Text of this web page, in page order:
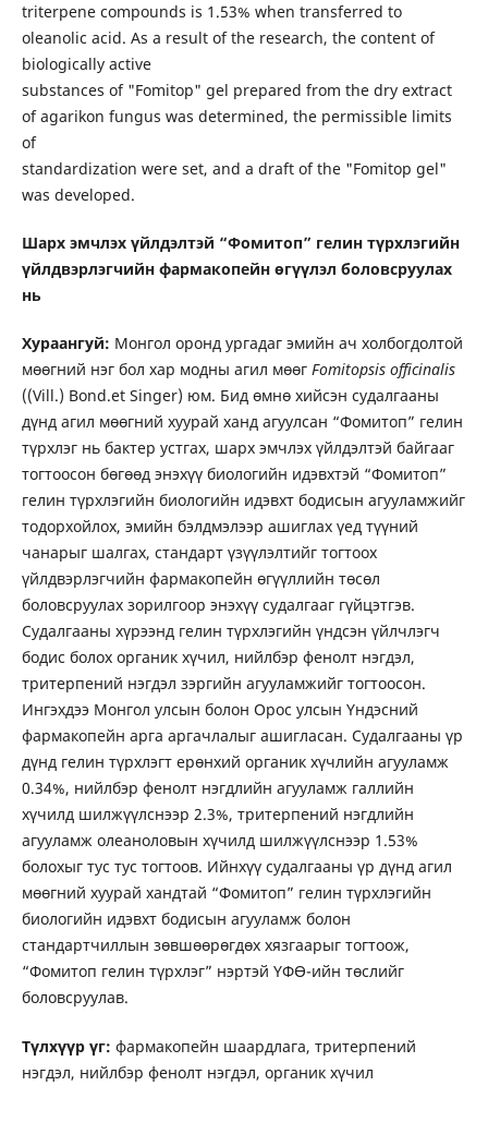
triterpene compounds is 1.53% when transferred to
oleanolic acid. As a result of the research, the content of
biologically active
substances of "Fomitop" gel prepared from the dry extract
of agarikon fungus was determined, the permissible limits
of
standardization were set, and a draft of the "Fomitop gel"
was developed.
Шарх эмчлэх үйлдэлтэй “Фомитоп” гелин түрхлэгийн
үйлдвэрлэгчийн фармакопейн өгүүлэл боловсруулах
нь
Хураангуй: Монгол оронд ургадаг эмийн ач холбогдолтой
мөөгний нэг бол хар модны агил мөөг Fomitopsis officinalis
((Vill.) Bond.et Singer) юм. Бид өмнө хийсэн судалгааны
дүнд агил мөөгний хуурай ханд агуулсан “Фомитоп” гелин
түрхлэг нь бактер устгах, шарх эмчлэх үйлдэлтэй байгааг
тогтоосон бөгөөд энэхүү биологийн идэвхтэй “Фомитоп”
гелин түрхлэгийн биологийн идэвхт бодисын агууламжийг
тодорхойлох, эмийн бэлдмэлээр ашиглах үед түүний
чанарыг шалгах, стандарт үзүүлэлтийг тогтоох
үйлдвэрлэгчийн фармакопейн өгүүллийн төсөл
боловсруулах зорилгоор энэхүү судалгааг гүйцэтгэв.
Судалгааны хүрээнд гелин түрхлэгийн үндсэн үйлчлэгч
бодис болох органик хүчил, нийлбэр фенолт нэгдэл,
тритерпений нэгдэл зэргийн агууламжийг тогтоосон.
Ингэхдээ Монгол улсын болон Орос улсын Үндэсний
фармакопейн арга аргачлалыг ашигласан. Судалгааны үр
дүнд гелин түрхлэгт ерөнхий органик хүчлийн агууламж
0.34%, нийлбэр фенолт нэгдлийн агууламж галлийн
хүчилд шилжүүлснээр 2.3%, тритерпений нэгдлийн
агууламж олеаноловын хүчилд шилжүүлснээр 1.53%
болохыг тус тус тогтоов. Ийнхүү судалгааны үр дүнд агил
мөөгний хуурай хандтай “Фомитоп” гелин түрхлэгийн
биологийн идэвхт бодисын агууламж болон
стандартчиллын зөвшөөрөгдөх хязгаарыг тогтоож,
“Фомитоп гелин түрхлэг” нэртэй ҮФӨ-ийн төслийг
боловсруулав.
Түлхүүр үг: фармакопейн шаардлага, тритерпений
нэгдэл, нийлбэр фенолт нэгдэл, органик хүчил